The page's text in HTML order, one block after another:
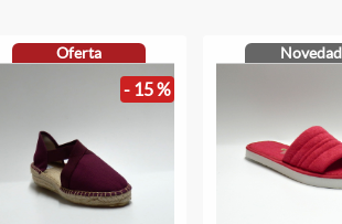
Oferta
- 15 %
Novedad